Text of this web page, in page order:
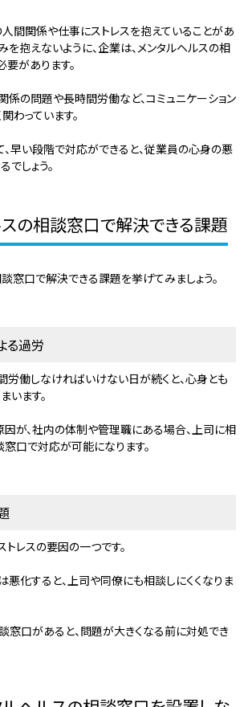
間関係や仕事にストレスを抱えていることがあ
を抱えないように、企業は、メンタルヘルスの相
があります。
係の問題や長時間労働など、コミュニケーション
わっています。
早い段階で対応ができると、従業員の心身の悪
でしょう。
の相談窓口で解決できる課題
窓口で解決できる課題を挙げてみましょう。
る過労
労働しなければいけない日が続くと、心身とも
います。
が、社内の体制や管理職にある場合、上司に相
窓口で対応が可能になります。
レスの要因の一つです。
化すると、上司や同僚にも相談しにくくなりま
窓口があると、問題が大きくなる前に対処でき